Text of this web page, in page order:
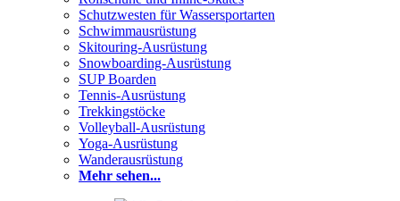
Schutzwesten für Wassersportarten
Schwimmausrüstung
Skitouring-Ausrüstung
Snowboarding-Ausrüstung
SUP Boarden
Tennis-Ausrüstung
Trekkingstöcke
Volleyball-Ausrüstung
Yoga-Ausrüstung
Wanderausrüstung
Mehr sehen...